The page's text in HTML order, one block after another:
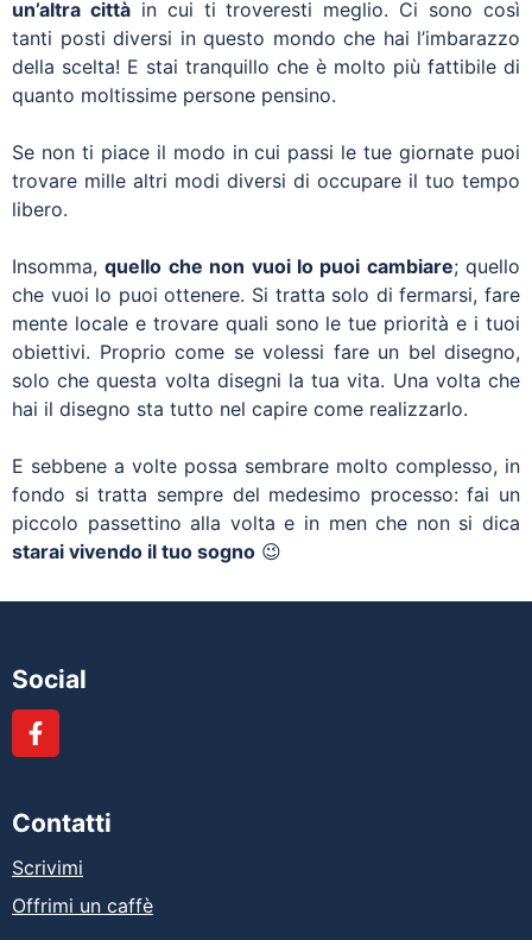
un’altra cittàin cui ti troveresti meglio. Ci sono così
tanti posti diversi in questo mondo che hai l’imbarazzo
della scelta! E stai tranquillo che è molto più fattibile di
quanto moltissime persone pensino.
Se non ti piace il modo in cui passi le tue giornate puoi
trovare mille altri modi diversi di occupare il tuo tempo
libero.
Insomma,quello che non vuoi lo puoi cambiare; quello
che vuoi lo puoi ottenere. Si tratta solo di fermarsi, fare
mente locale e trovare quali sono le tue priorità e i tuoi
obiettivi. Proprio come se volessi fare un bel disegno,
solo che questa volta disegni la tua vita. Una volta che
hai il disegno sta tutto nel capire come realizzarlo.
E sebbene a volte possa sembrare molto complesso, in
fondo si tratta sempre del medesimo processo: fai un
piccolo passettino alla volta e in men che non si dica
starai vivendo il tuo sogno 😉
Social
Contatti
Scrivimi
Offrimi un caffè